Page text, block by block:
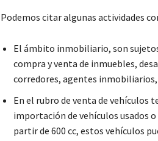
Podemos citar algunas actividades
El ámbito inmobiliario, son
compra y venta de inmuebles,
corredores, agentes
En el rubro de venta de vehículos
importación de vehículos usados
partir de 600 cc, estos vehículos